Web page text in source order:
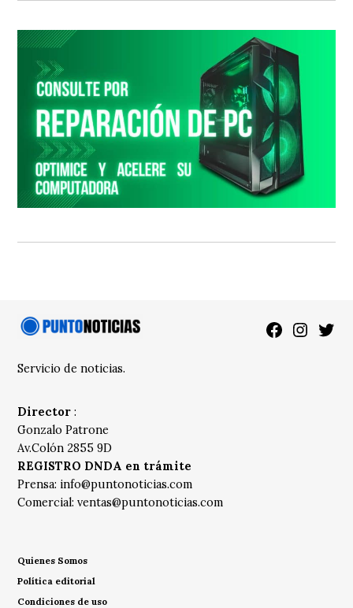
Facebook
Servicio de noticias.
Director :
Gonzalo Patrone
Av.Colón 2855 9D
REGISTRO DNDA en trámite
Prensa: info@puntonoticias.com
Comercial:ventas@puntonoticias.com
Quienes Somos
Política editorial
Condiciones de uso